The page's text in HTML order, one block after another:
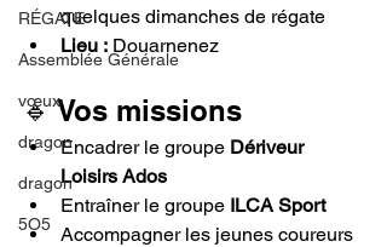
RÉGATE
Assemblée Générale
vœux
dragon
dragon
5O5
quelques dimanches de régate
Lieu : Douarnenez
🔹 Vos missions
Encadrer le groupe Dériveur
Loisirs Ados
Entraîner le groupe ILCA Sport
Accompagner les jeunes coureurs